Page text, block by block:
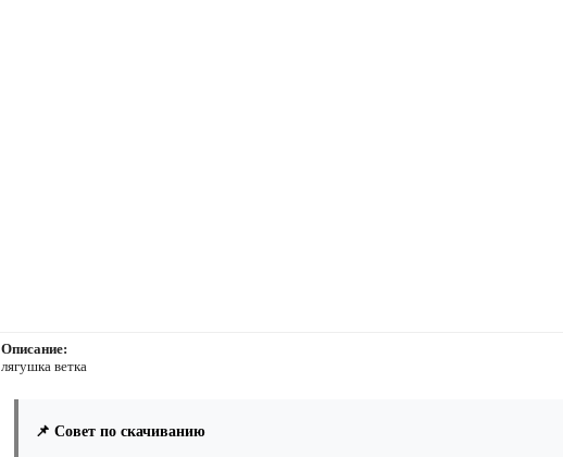
Описание:
лягушка ветка
📌 Совет по скачиванию